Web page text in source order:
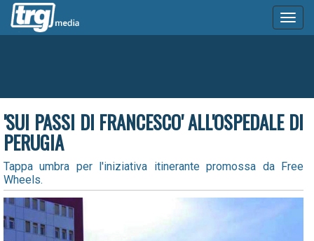
'SUI PASSI DI FRANCESCO' ALL'OSPEDALE DI
PERUGIA
Tappa umbra per l'iniziativa itinerante promossa da Free
Wheels.